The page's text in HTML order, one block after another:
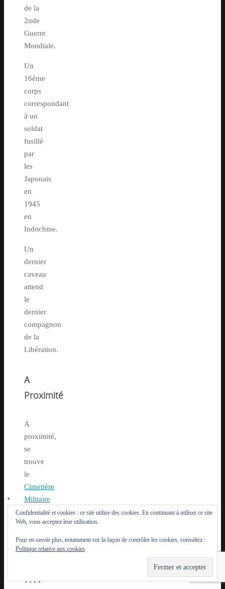
de la
2nde
Guerre
Mondiale.
Un
16ème
corps
correspondant
à un
soldat
fusillé
par
les
Japonais
en
1945
en
Indochine.
Un
dernier
caveau
attend
le
dernier
compagnon
de la
Libération.
A
Proximité
A
proximité,
se
trouve
le
Cimetière
Militaire
Américain
de
Suresnes
Mémorial
Confidentialité et cookies : ce site utilise des cookies. En continuant à utiliser ce site
Web, vous acceptez leur utilisation.
Pour en savoir plus, notamment sur la façon de contrôler les cookies, consultez :
Politique relative aux cookies